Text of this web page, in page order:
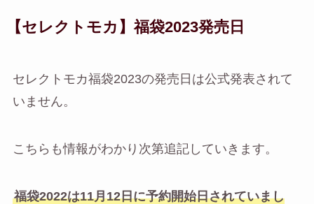
【セレクトモカ】福袋2023発売日
セレクトモカ福袋2023の発売日は公式発表されて
いません。
こちらも情報がわかり次第追記していきます。
福袋2022は11月12日に予約開始日されていまし